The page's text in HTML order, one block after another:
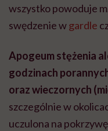
wszystko powoduje
swędzenie wgardle
Apogeum stężenia
godzinach
oraz wieczornych
szczególnie w
uczulona na